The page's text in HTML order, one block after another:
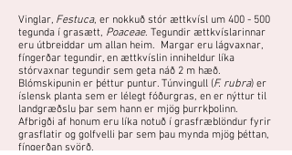
Vinglar, Festuca, er nokkuð stór ættkvísl um 400 - 500
tegunda í grasætt, Poaceae. Tegundir ættkvíslarinnar
eru útbreiddar um allan heim. Margar eru lágvaxnar,
fíngerðar tegundir, en ættkvíslin inniheldur líka
stórvaxnar tegundir sem geta náð 2 m hæð.
Blómskipunin er þéttur puntur. Túnvingull (F. rubra) er
íslensk planta sem er lélegt fóðurgras, en er nýttur til
landgræðslu þar sem hann er mjög þurrkþolinn.
Afbrigði af honum eru líka notuð í grasfræblöndur fyrir
grasflatir og golfvelli þar sem þau mynda mjög þéttan,
fíngerðan svörð.